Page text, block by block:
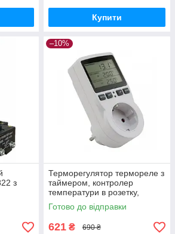
Купити
з
–10%
Терморегулятор термореле з
таймером, контролер
температури в розетку,
таймер для розетки 3600 Вт
16 А
Готово до відправки
621 ₴ 690 ₴